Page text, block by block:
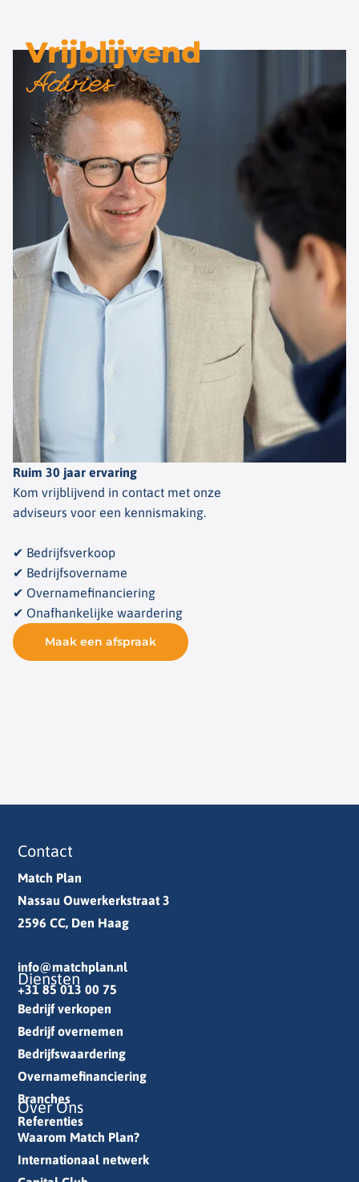
Vrijblijvend
Advies
Ruim 30 jaar ervaring
Kom vrijblijvend in contact met onze
adviseurs voor een kennismaking.
✔ Bedrijfsverkoop
✔ Bedrijfsovername
✔ Overnamefinanciering
✔ Onafhankelijke waardering
Maak een afspraak
Contact
Match Plan
Nassau Ouwerkerkstraat 3
2596 CC, Den Haag
info@matchplan.nl
+31 85 013 00 75
Diensten
Bedrijf verkopen
Bedrijf overnemen
Bedrijfswaardering
Overnamefinanciering
Branches
Referenties
Over Ons
Waarom Match Plan?
Internationaal netwerk